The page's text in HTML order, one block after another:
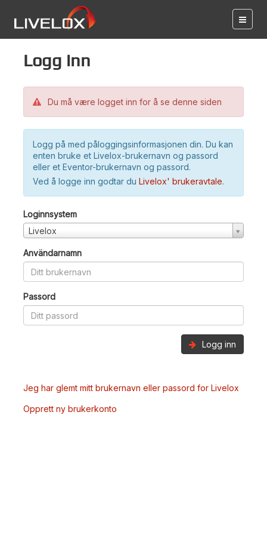
Logg inn
Du må være logget inn for å se denne siden
Logg på med påloggingsinformasjonen din. Du kan
enten bruke et Livelox-brukernavn og passord
eller et Eventor-brukernavn og passord.
Ved å logge inn godtar du Livelox' brukeravtale.
Loginnsystem
Livelox
Användarnamn
Passord
Logg inn
Jeg har glemt mitt brukernavn eller passord for Livelox
Opprett ny brukerkonto